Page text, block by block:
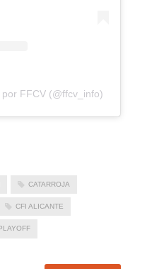
FFCV (@ffcv_info)
CATARROJA
CFI ALICANTE
PLAYOFF